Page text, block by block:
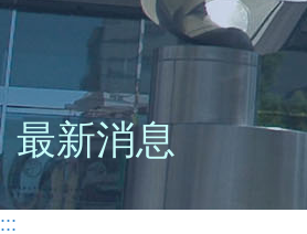
最新消息
:::